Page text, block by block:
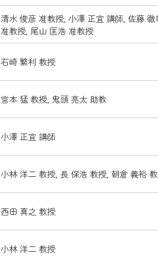
清水 俊彦 准教授, 小澤 正宜 講師, 佐藤
准教授, 尾山 匡浩 准教授
石崎 繁利 教授
宮本 猛 教授, 鬼頭 亮太 助教
小澤 正宜 講師
小林 洋二 教授, 長 保浩 教授, 朝倉 義裕
西田 真之 教授
小林 洋二 教授